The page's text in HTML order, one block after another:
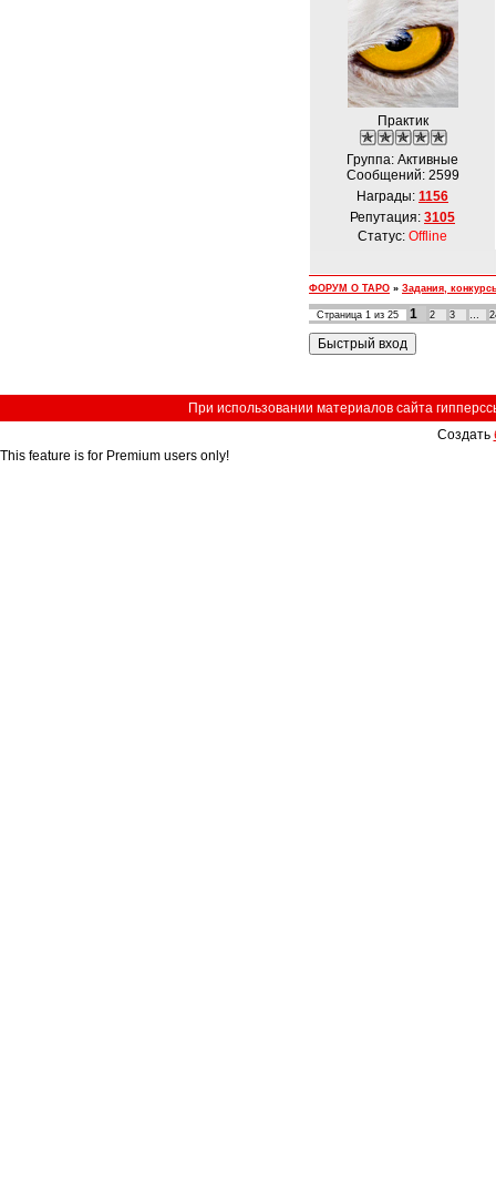
Практик
Группа: Активные
Сообщений: 2599
Награды: 1156
Репутация: 3105
Статус: Offline
ФОРУМ О ТАРО » Задания,
Страница 1 из 25 1 2 3 …
При использовании материалов сайта
Создать
This feature is for Premium users only!